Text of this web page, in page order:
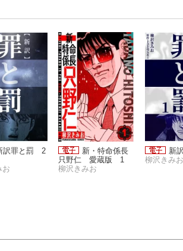
訳罪と罰 2
お
新・特命係長
只野仁 愛蔵版 1
柳沢きみお
新
柳沢きみお